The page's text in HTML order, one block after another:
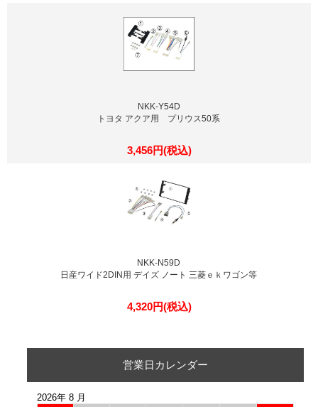
NKK-Y54D
トヨタ アクア用 プリウス50系
3,456円(税込)
NKK-N59D
日産ワイド2DIN用 デイズ ノート 三菱ｅｋワゴン等
4,320円(税込)
営業日カレンダー
2026年 8 月